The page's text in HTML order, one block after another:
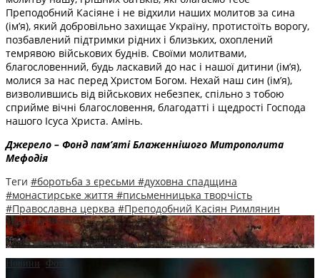
Преподобний Касіяне і не відхили наших молитов за сина
(ім’я), який добровільно захищає Україну, протистоїть ворогу,
позбавлений підтримки рідних і близьких, охоплений
темрявою військових буднів. Своїми молитвами,
благословенний, будь ласкавий до нас і нашої дитини (ім’я),
молися за нас перед Христом Богом. Нехай наш син (ім’я),
визволившись від військових небезпек, спільно з тобою
сприйме вічні благословення, благодатті і щедрості Господа
нашого Ісуса Христа. Амінь.
Джерело – Фонд пам’яті Блаженнішого Митрополита
Мефодія
Теги #боротьба з єресьми #духовна спадщина
#монастирське життя #письменницька творчість
#Православна церква #Преподобний Касіян Римлянин
Молитва,Фото
Свята Євдокія: Від грішниці до мучениці
Новини
Фото